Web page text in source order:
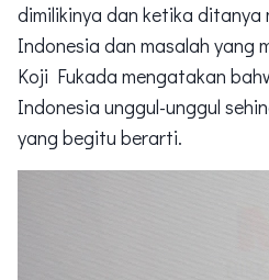
dimilikinya dan ketika ditanya
Indonesia dan masalah yang
Koji Fukada mengatakan
Indonesia unggul-unggul
yang begitu berarti.